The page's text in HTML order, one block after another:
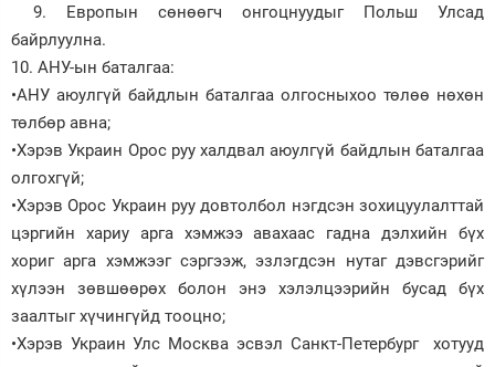
9. Европын сөнөөгч онгоцнуудыг Польш Улсад
байрлуулна.
10. АНУ-ын баталгаа:
•АНУ аюулгүй байдлын баталгаа олгосныхоо төлөө нөхөн
төлбөр авна;
•Хэрэв Украин Орос руу халдвал аюулгүй байдлын баталгаа
олгохгүй;
•Хэрэв Орос Украин руу довтолбол нэгдсэн зохицуулалттай
цэргийн хариу арга хэмжээ авахаас гадна дэлхийн бүх
хориг арга хэмжээг сэргээж, эзлэгдсэн нутаг дэвсгэрийг
хүлээн зөвшөөрөх болон энэ хэлэлцээрийн бусад бүх
заалтыг хүчингүйд тооцно;
•Хэрэв Украин Улс Москва эсвэл Санкт-Петербург хотууд